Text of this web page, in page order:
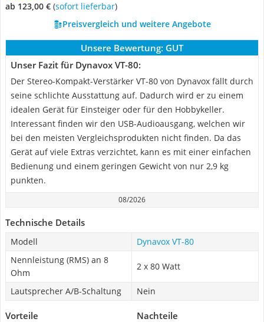
ab 123,00 € ( Sofort lieferbar)
Preisvergleich und weitere Angebote
Unsere Bewertung: GUT
Unser Fazit für Dynavox VT-80:
Der Stereo-Kompakt-Verstärker VT-80 von Dynavox fällt durch
seine schlichte Ausstattung auf. Dadurch wird er zu einem
idealen Gerät für Einsteiger oder für den Hobbykeller.
Interessant finden wir den USB-Audioausgang, welchen wir
bei den meisten Vergleichsprodukten nicht finden. Da das
Gerät auf viele Extras verzichtet, kann es mit einer einfachen
Bedienung und einem geringen Gewicht von nur ‎2,9 kg
punkten.
08/2026
Technische Details
Modell
Dynavox VT-80
Nennleistung (RMS) an 8
Ohm
2 x 80 Watt
Lautsprecher A/B-Schaltung Nein
Vorteile Nachteile